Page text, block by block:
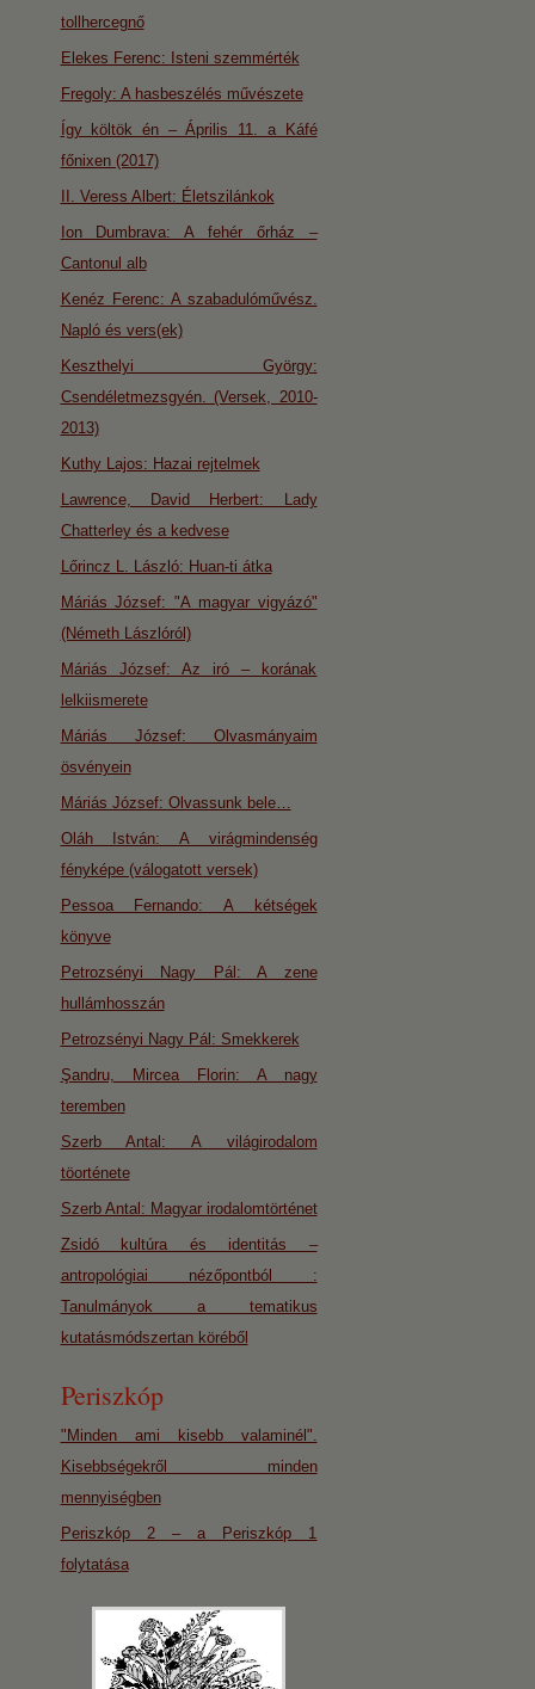
tollhercegnő
Elekes Ferenc: Isteni szemmérték
Fregoly: A hasbeszélés művészete
Így költök én – Április 11. a Káfé
főnixen (2017)
II. Veress Albert: Életszilánkok
Ion Dumbrava: A fehér őrház –
Cantonul alb
Kenéz Ferenc: A szabadulóművész.
Napló és vers(ek)
Keszthelyi György:
Csendéletmezsgyén. (Versek, 2010-
2013)
Kuthy Lajos: Hazai rejtelmek
Lawrence, David Herbert: Lady
Chatterley és a kedvese
Lőrincz L. László: Huan-ti átka
Máriás József: "A magyar vigyázó"
(Németh Lászlóról)
Máriás József: Az iró – korának
lelkiismerete
Máriás József: Olvasmányaim
ösvényein
Máriás József: Olvassunk bele…
Oláh István: A virágmindenség
fényképe (válogatott versek)
Pessoa Fernando: A kétségek
könyve
Petrozsényi Nagy Pál: A zene
hullámhosszán
Petrozsényi Nagy Pál: Smekkerek
Şandru, Mircea Florin: A nagy
teremben
Szerb Antal: A világirodalom
töorténete
Szerb Antal: Magyar irodalomtörténet
Zsidó kultúra és identitás –
antropológiai nézőpontból :
Tanulmányok a tematikus
kutatásmódszertan köréből
Periszkóp
"Minden ami kisebb valaminél".
Kisebbségekről minden
mennyiségben
Periszkóp 2 – a Periszkóp 1
folytatása